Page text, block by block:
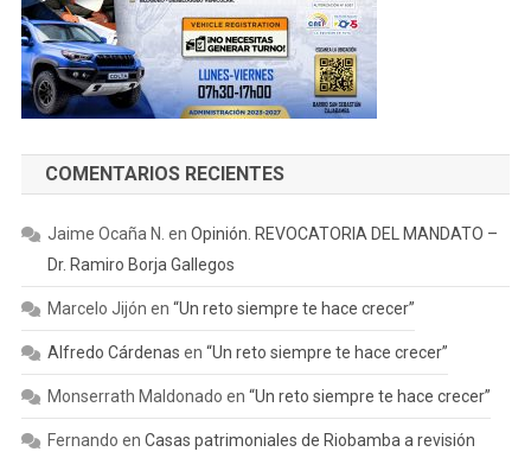
COMENTARIOS RECIENTES
Jaime Ocaña N. en Opinión. REVOCATORIA DEL MANDATO –
Dr. Ramiro Borja Gallegos
Marcelo Jijón en “Un reto siempre te hace crecer”
Alfredo Cárdenas en “Un reto siempre te hace crecer”
Monserrath Maldonado en “Un reto siempre te hace crecer”
Fernando en Casas patrimoniales de Riobamba a revisión